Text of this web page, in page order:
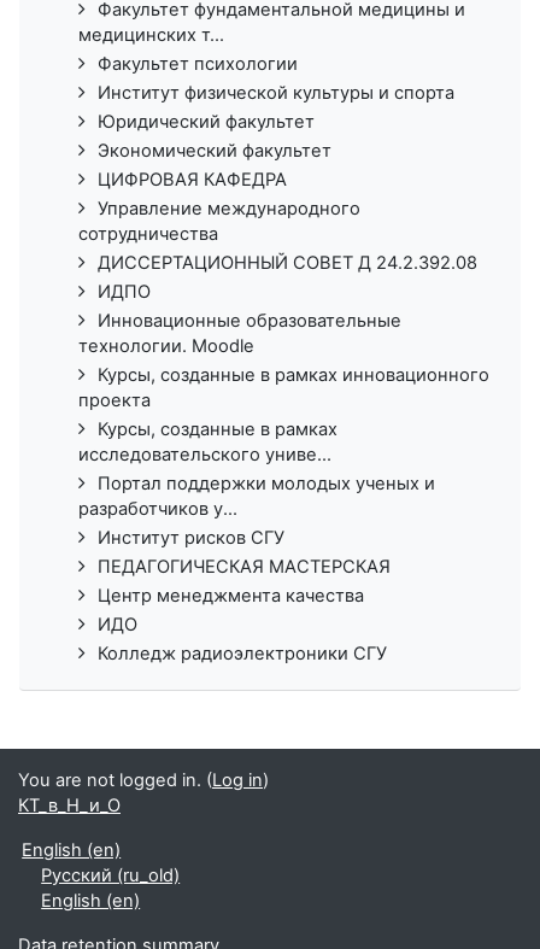
Факультет фундаментальной медицины и
медицинских т...
Факультет психологии
Институт физической культуры и спорта
Юридический факультет
Экономический факультет
ЦИФРОВАЯ КАФЕДРА
Управление международного
сотрудничества
ДИССЕРТАЦИОННЫЙ СОВЕТ Д 24.2.392.08
ИДПО
Инновационные образовательные
технологии. Moodle
Курсы, созданные в рамках инновационного
проекта
Курсы, созданные в рамках
исследовательского униве...
Портал поддержки молодых ученых и
разработчиков у...
Институт рисков СГУ
ПЕДАГОГИЧЕСКАЯ МАСТЕРСКАЯ
Центр менеджмента качества
ИДО
Колледж радиоэлектроники СГУ
You are not logged in. (Log in)
КТ_в_Н_и_О
English ‎(en)‎
Русский ‎(ru_old)‎
English ‎(en)‎